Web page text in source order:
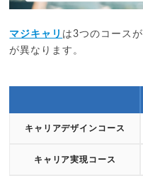
マジキャリ は3つのコース
が異なります。
キャリアデザインコース
キャリア実現コース